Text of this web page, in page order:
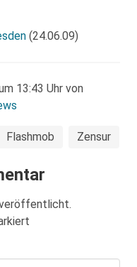
(24.06.09)
13:43 Uhr von
Flashmob Zensur